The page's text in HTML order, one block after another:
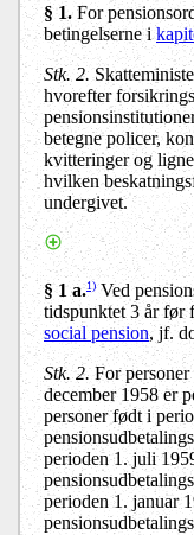
§ 1.For
betingelserne i
Stk. 2.
hvorefter
betegne policer,
kvitteringer og
hvilken
undergivet.
§ 1 a.1)Ved
tidspunktet 3 år før
social pension, jf.
Stk. 2.For personer
december 1958 er
personer født i
perioden 1. juli
perioden 1. januar